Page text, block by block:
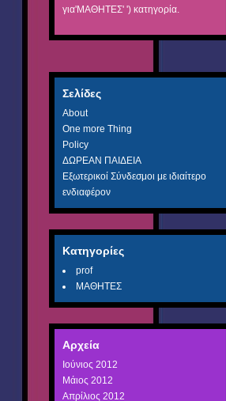
για'ΜΑΘΗΤΕΣ' ') κατηγορία.
Σελίδες
About
One more Thing
Policy
ΔΩΡΕΑΝ ΠΑΙΔΕΙΑ
Εξωτερικοί Σύνδεσμοι με ιδιαίτερο
ενδιαφέρον
Κατηγορίες
prof
ΜΑΘΗΤΕΣ
Αρχεία
Ιούνιος 2012
Μάιος 2012
Απρίλιος 2012